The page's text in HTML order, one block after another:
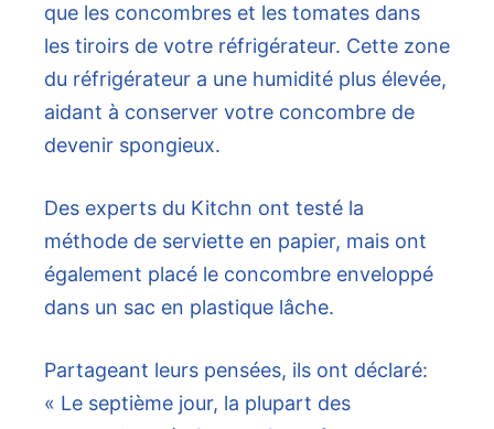
que les concombres et les tomates dans
les tiroirs de votre réfrigérateur. Cette zone
du réfrigérateur a une humidité plus élevée,
aidant à conserver votre concombre de
devenir spongieux.
Des experts du Kitchn ont testé la
méthode de serviette en papier, mais ont
également placé le concombre enveloppé
dans un sac en plastique lâche.
Partageant leurs pensées, ils ont déclaré:
« Le septième jour, la plupart des